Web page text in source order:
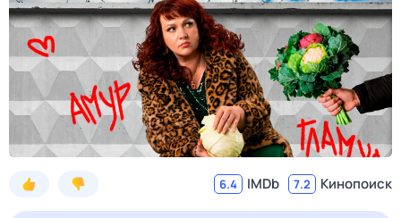
6.4 IMDb 7.2 Кинопоиск